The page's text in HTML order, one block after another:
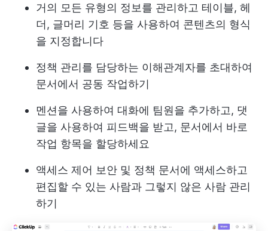
거의 모든 유형의 정보를 관리하고 테이블, 헤
더, 글머리 기호 등을 사용하여 콘텐츠의 형식
을 지정합니다
정책 관리를 담당하는 이해관계자를 초대하여
문서에서 공동 작업하기
멘션을 사용하여 대화에 팀원을 추가하고, 댓
글을 사용하여 피드백을 받고, 문서에서 바로
작업 항목을 할당하세요
액세스 제어 보안 및 정책 문서에 액세스하고
편집할 수 있는 사람과 그렇지 않은 사람 관리
하기